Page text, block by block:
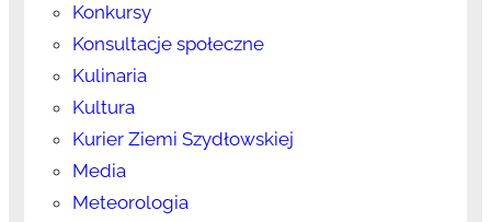
Konkursy
Konsultacje społeczne
Kulinaria
Kultura
Kurier Ziemi Szydłowskiej
Media
Meteorologia